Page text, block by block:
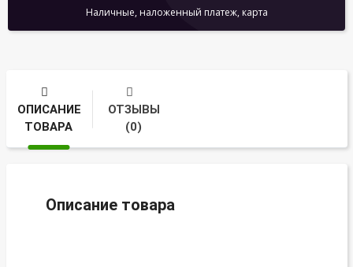
Наличные, наложенный платеж, карта
ОПИСАНИЕ
ТОВАРА
ОТЗЫВЫ
(0)
Описание товара